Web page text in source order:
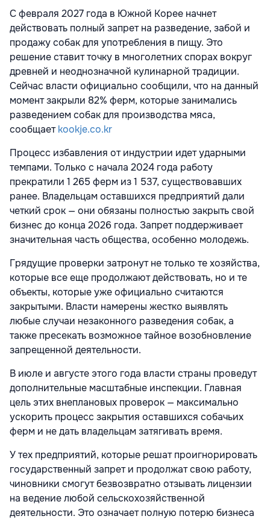
С февраля 2027 года в Южной Корее начнет
действовать полный запрет на разведение, забой и
продажу собак для употребления в пищу. Это
решение ставит точку в многолетних спорах вокруг
древней и неоднозначной кулинарной традиции.
Сейчас власти официально сообщили, что на данный
момент закрыли 82% ферм, которые занимались
разведением собак для производства мяса,
сообщаетkookje.co.kr
Процесс избавления от индустрии идет ударными
темпами. Только с начала 2024 года работу
прекратили 1 265 ферм из 1 537, существовавших
ранее. Владельцам оставшихся предприятий дали
четкий срок — они обязаны полностью закрыть свой
бизнес до конца 2026 года. Запрет поддерживает
значительная часть общества, особенно молодежь.
Грядущие проверки затронут не только те хозяйства,
которые все еще продолжают действовать, но и те
объекты, которые уже официально считаются
закрытыми. Власти намерены жестко выявлять
любые случаи незаконного разведения собак, а
также пресекать возможное тайное возобновление
запрещенной деятельности.
В июле и августе этого года власти страны проведут
дополнительные масштабные инспекции. Главная
цель этих внеплановых проверок — максимально
ускорить процесс закрытия оставшихся собачьих
ферм и не дать владельцам затягивать время.
У тех предприятий, которые решат проигнорировать
государственный запрет и продолжат свою работу,
чиновники смогут безвозвратно отзывать лицензии
на ведение любой сельскохозяйственной
деятельности. Это означает полную потерю бизнеса